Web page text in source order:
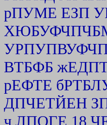
рПУМЕ ЕЗП
ВТБФБ
рЕФТЕ
ДПЧЕТЙЕН
ч ЛПОГЕ 18